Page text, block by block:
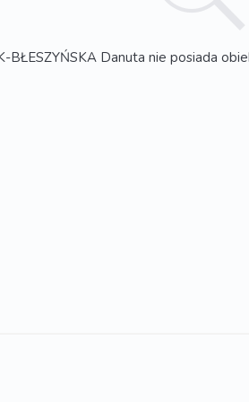
BŁESZYŃSKA Danuta nie posiada